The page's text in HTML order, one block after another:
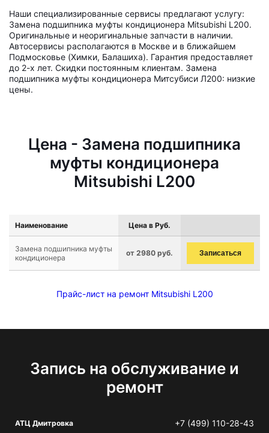
Наши специализированные сервисы предлагают услугу:
Замена подшипника муфты кондиционера Mitsubishi L200.
Оригинальные и неоригинальные запчасти в наличии.
Автосервисы располагаются в Москве и в ближайшем
Подмосковье (Химки, Балашиха). Гарантия предоставляет
до 2-х лет. Скидки постоянным клиентам. Замена
подшипника муфты кондиционера Митсубиси Л200: низкие
цены.
Цена - Замена подшипника
муфты кондиционера
Mitsubishi L200
Наименование Цена в Руб.
Замена подшипника муфты
кондиционера
от 2980 руб. Записаться
Прайс-лист на ремонт Mitsubishi L200
Запись на обслуживание и
ремонт
АТЦ Дмитровка +7 (499) 110-28-43